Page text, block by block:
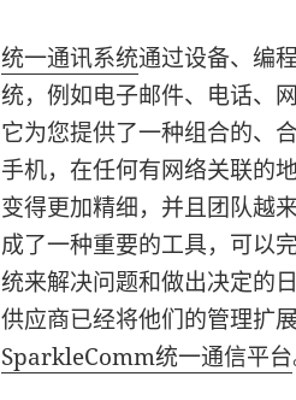
统一通讯系统通过设备、编
统，例如电子邮件、电话、
它为您提供了一种组合的、
手机，在任何有网络关联的
变得更加精细，并且团队越
成了一种重要的工具，可以
统来解决问题和做出决定的
供应商已经将他们的管理扩
SparkleComm统一通信平台